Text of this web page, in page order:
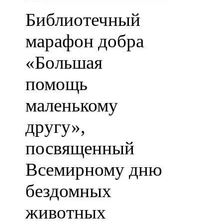
Библиотечный
марафон добра
«Большая
помощь
маленькому
другу»,
посвященный
Всемирному дню
бездомных
животных